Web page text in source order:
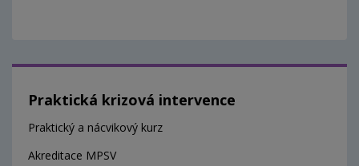
Praktická krizová intervence
Praktický a nácvikový kurz
Akreditace MPSV